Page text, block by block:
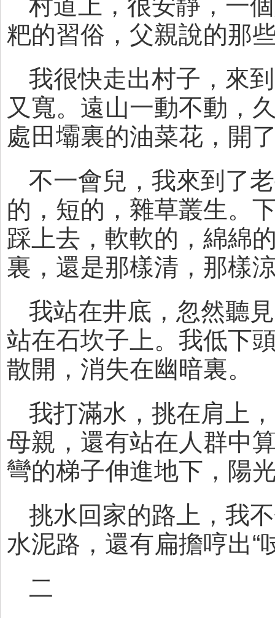
村道上，很安靜，一
粑的習俗，父親說的那
我很快走出村子，來
又寬。遠山一動不動，
處田壩裏的油菜花，開
不一會兒，我來到了
的，短的，雜草叢生。
踩上去，軟軟的，綿綿
裏，還是那樣清，那樣
我站在井底，忽然聽
站在石坎子上。我低下
散開，消失在幽暗裏。
我打滿水，挑在肩上
母親，還有站在人群中
彎的梯子伸進地下，陽
挑水回家的路上，我
水泥路，還有扁擔哼出“
二